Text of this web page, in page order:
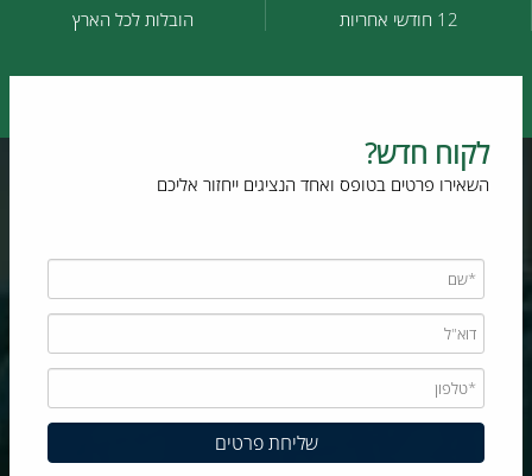
12 חודשי אחריות הובלות לכל הארץ
לקוח חדש?
השאירו פרטים בטופס ואחד הנציגים ייחזור אליכם